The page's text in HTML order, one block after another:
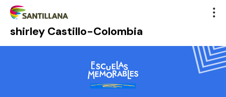
shirley Castillo-Colombia